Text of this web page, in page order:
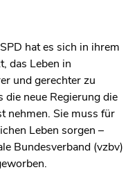
hat es sich in ihrem
das Leben in
und gerechter zu
neue Regierung die
nehmen. Sie muss für
Leben sorgen –
Bundesverband (vzbv)